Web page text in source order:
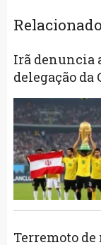
Irã denuncia
delegação da
Terremoto